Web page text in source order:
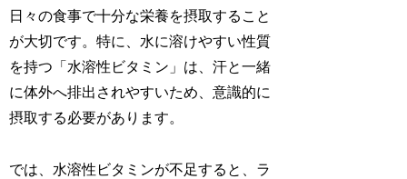
日々の食事で十分な栄養を摂取すること
が大切です。特に、水に溶けやすい性質
を持つ「水溶性ビタミン」は、汗と一緒
に体外へ排出されやすいため、意識的に
摂取する必要があります。
では、水溶性ビタミンが不足すると、ラ